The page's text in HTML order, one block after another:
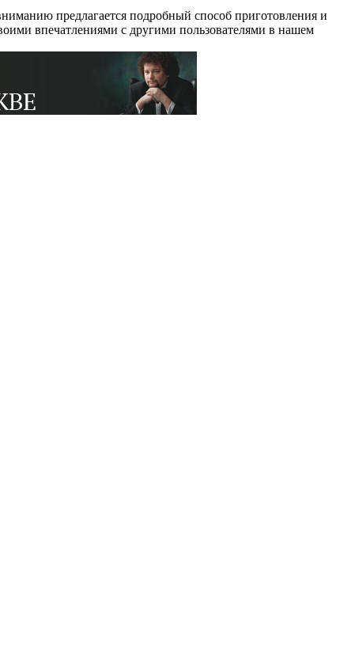
предлагается подробный способ приготовления и
впечатлениями с другими пользователями в нашем